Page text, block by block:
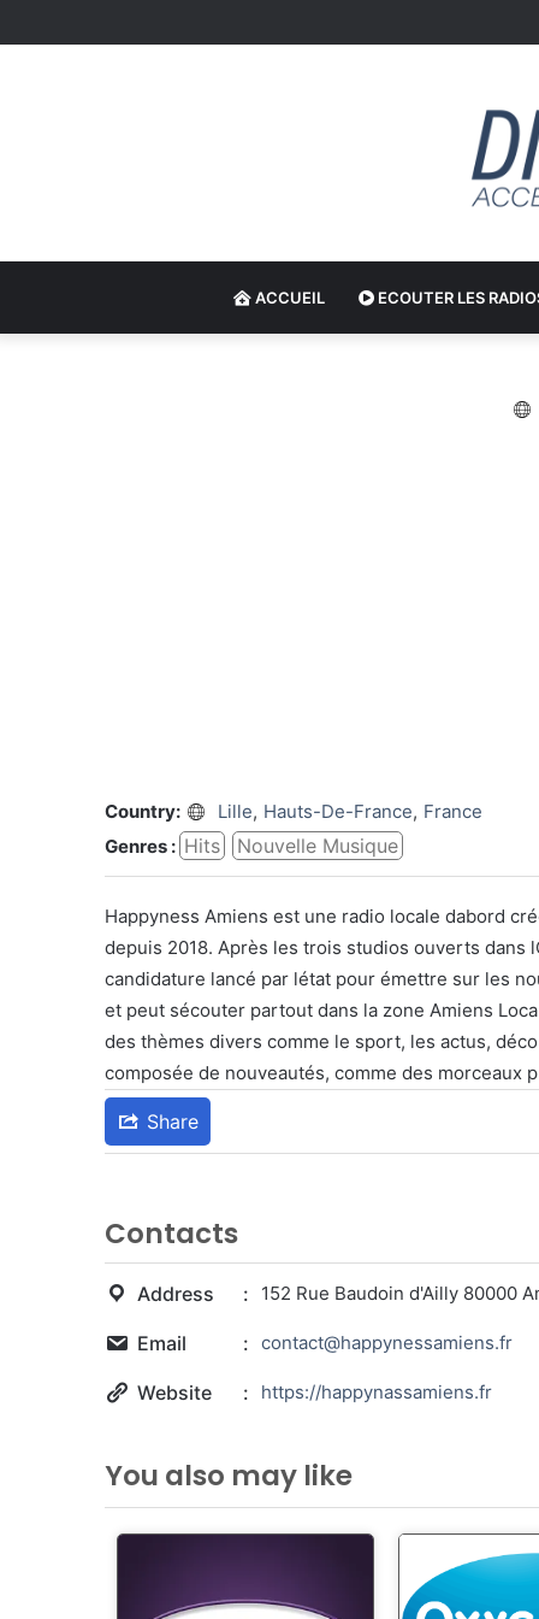
ACCUEIL ECOUTER LES
Country: Lille, Hauts-De-France, France
Genres : Hits Nouvelle Musique
Happyness Amiens est une radio locale dabord
depuis 2018. Après les trois studios ouverts dans
candidature lancé par létat pour émettre sur les
et peut sécouter partout dans la zone Amiens
des thèmes divers comme le sport, les actus,
composée de nouveautés, comme des morceaux
Share
Contacts
Address 152 Rue Baudoin d'Ailly 80000
Email contact@happynessamiens.fr
Website https://happynassamiens.fr
You also may like